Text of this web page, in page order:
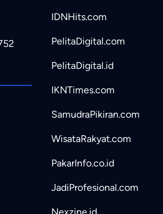
IDNHits.com
PelitaDigital.com
PelitaDigital.id
IKNTimes.com
SamudraPikiran.com
WisataRakyat.com
PakarInfo.co.id
JadiProfesional.com